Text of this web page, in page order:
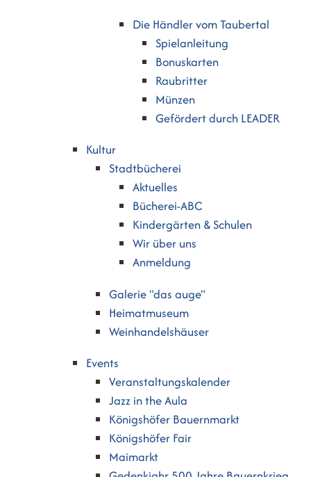
Die Händler vom Taubertal
Spielanleitung
Bonuskarten
Raubritter
Münzen
Gefördert durch LEADER
Kultur
Stadtbücherei
Aktuelles
Bücherei-ABC
Kindergärten & Schulen
Wir über uns
Anmeldung
Galerie "das auge"
Heimatmuseum
Weinhandelshäuser
Events
Veranstaltungskalender
Jazz in the Aula
Königshöfer Bauernmarkt
Königshöfer Fair
Maimarkt